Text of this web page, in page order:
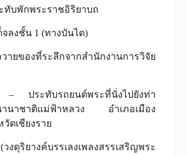
กพระราชอิริยาบถ
ชั้น 1 (ทางบันได)
งที่ระลึกจากสำนักงานการวิจัย
ประทับรถยนต์พระที่นั่งไปยังท่า
านาชาติแม่ฟ้าหลวง อำเภอเมือง
วัดเชียงราย
ค์บรรเลงเพลงสรรเสริญพระ